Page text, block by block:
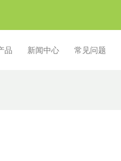
品 新闻中心 常见问题